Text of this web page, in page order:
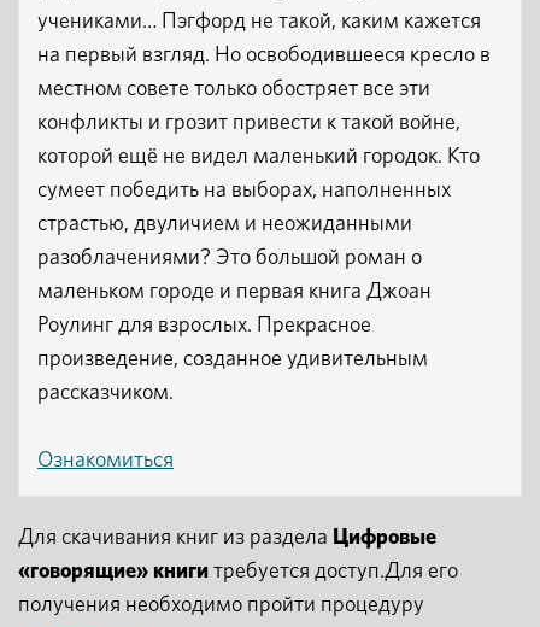
учениками… Пэгфорд не такой, каким кажется
на первый взгляд. Но освободившееся кресло в
местном совете только обостряет все эти
конфликты и грозит привести к такой войне,
которой ещё не видел маленький городок. Кто
сумеет победить на выборах, наполненных
страстью, двуличием и неожиданными
разоблачениями? Это большой роман о
маленьком городе и первая книга Джоан
Роулинг для взрослых. Прекрасное
произведение, созданное удивительным
рассказчиком.
Ознакомиться
Для скачивания книг из раздела Цифровые
«говорящие» книги требуется доступ.Для его
получения необходимо пройти процедуру